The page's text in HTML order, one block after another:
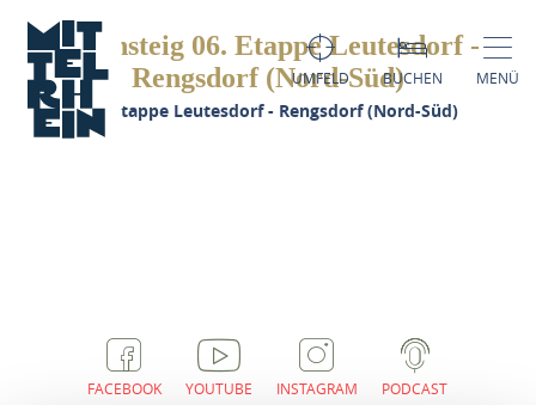
UMFELD BUCHEN MENÜ
Rheinsteig 06. Etappe Leutesdorf -
Rengsdorf (Nord-Süd)
06. Etappe Leutesdorf - Rengsdorf (Nord-Süd)
FACEBOOK YOUTUBE INSTAGRAM PODCAST